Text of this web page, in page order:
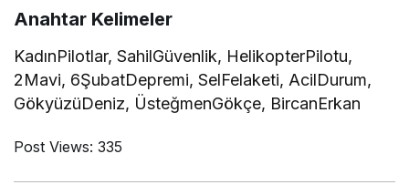
Anahtar Kelimeler
KadınPilotlar, SahilGüvenlik, HelikopterPilotu,
2Mavi, 6ŞubatDepremi, SelFelaketi, AcilDurum,
GökyüzüDeniz, ÜsteğmenGökçe, BircanErkan
Post Views: 335